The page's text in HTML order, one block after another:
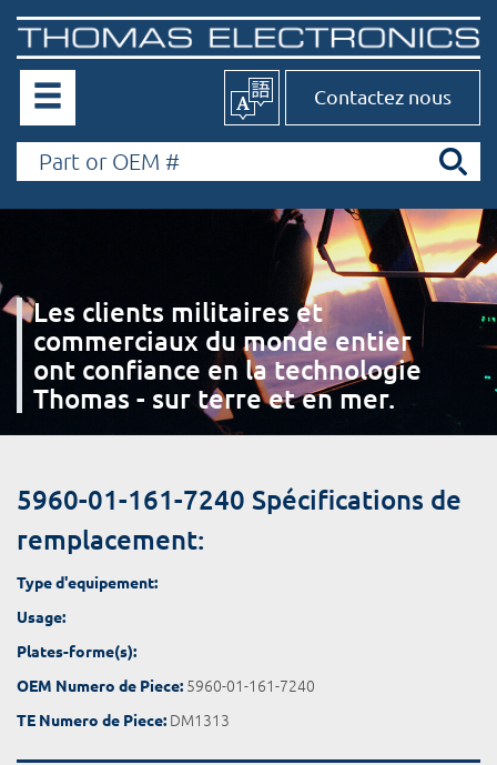
Contactez nous
Les clients militaires et
commerciaux du monde entier
ont confiance en la technologie
Thomas - sur terre et en mer.
5960-01-161-7240 Spécifications de
remplacement:
Type d'equipement:
Usage:
Plates-forme(s):
OEM Numero de Piece: 5960-01-161-7240
TE Numero de Piece: DM1313